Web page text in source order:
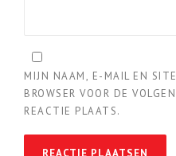
MIJN NAAM, E-MAIL EN
BROWSER VOOR DE
REACTIE PLAATS.